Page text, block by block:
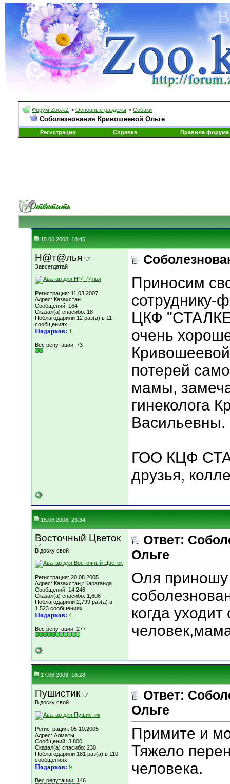
Форум Zoo.kZ > Основные разделы > Собаки
Соболезнования Кривошеевой Ольге
Регистрация Справка Правила форума
15.06.2008, 18:45
Н@т@лья
Завсегдатай
Регистрация: 11.03.2007
Адрес: Казахстан
Сообщений: 164
Сказал(а) спасибо: 18
Поблагодарили 12 раз(а) в 11
сообщениях
Подарков: 1
Вес репутации: 73
Приносим
сотруднику-
ЦКФ
очень
потерей
мамы,
гинеколога
Васильевны.
ГОО КЦФ
друзья,
15.06.2008, 23:34
Восточный Цветок
В доску свой
Регистрация: 20.08.2005
Адрес: Казахстан,г.Караганда
Сообщений: 14,246
Сказал(а) спасибо: 1,608
Поблагодарили 2,799 раз(а) в
1,523 сообщениях
Подарков: 4
Вес репутации: 277
Ответ:
Ольге
Оля приношу
когда
17.06.2008, 16:28
Пушистик
В доску свой
Регистрация: 05.10.2005
Адрес: Алматы
Сообщений: 3,800
Сказал(а) спасибо: 230
Поблагодарили 181 раз(а) в 110
сообщениях
Подарков: 9
Вес репутации: 146
Ответ:
Ольге
Примите и
Тяжело
человека.